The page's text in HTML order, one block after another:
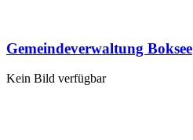
Gemeindeverwaltung Boksee
Kein Bild verfügbar